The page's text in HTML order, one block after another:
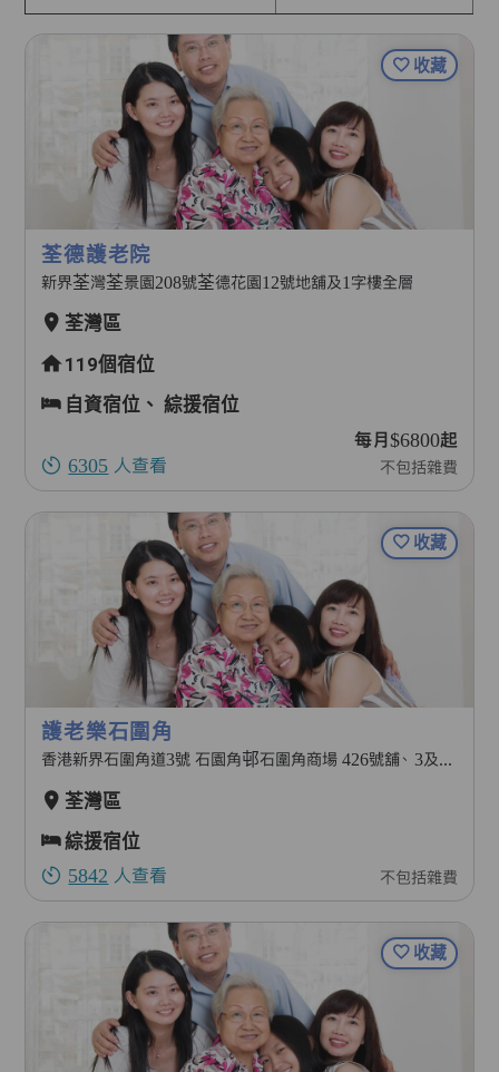
收藏
荃德護老院
新界荃灣荃景園208號荃德花園12號地舖及1字樓全層
荃灣區
119個宿位
自資宿位、綜援宿位
6305 人查看
每月$6800起
不包括雜費
收藏
護老樂石圍角
香港新界石圍角道3號 石園角邨石圍角商場 426號舖、 3及4樓
荃灣區
綜援宿位
5842 人查看 不包括雜費
收藏